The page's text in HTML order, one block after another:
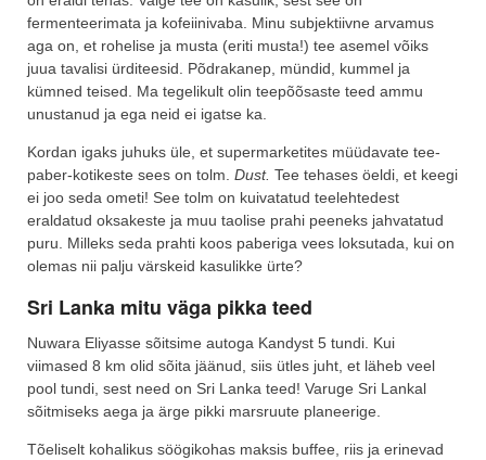
fermenteerimata ja kofeiinivaba. Minu subjektiivne arvamus
aga on, et rohelise ja musta (eriti musta!) tee asemel võiks
juua tavalisi ürditeesid. Põdrakanep, mündid, kummel ja
kümned teised. Ma tegelikult olin teepõõsaste teed ammu
unustanud ja ega neid ei igatse ka.
Kordan igaks juhuks üle, et supermarketites müüdavate tee-
paber-kotikeste sees on tolm. Dust. Tee tehases öeldi, et keegi
ei joo seda ometi! See tolm on kuivatatud teelehtedest
eraldatud oksakeste ja muu taolise prahi peeneks jahvatatud
puru. Milleks seda prahti koos paberiga vees loksutada, kui on
olemas nii palju värskeid kasulikke ürte?
Sri Lanka mitu väga pikka teed
Nuwara Eliyasse sõitsime autoga Kandyst 5 tundi. Kui
viimased 8 km olid sõita jäänud, siis ütles juht, et läheb veel
pool tundi, sest need on Sri Lanka teed! Varuge Sri Lankal
sõitmiseks aega ja ärge pikki marsruute planeerige.
Tõeliselt kohalikus söögikohas maksis buffee, riis ja erinevad